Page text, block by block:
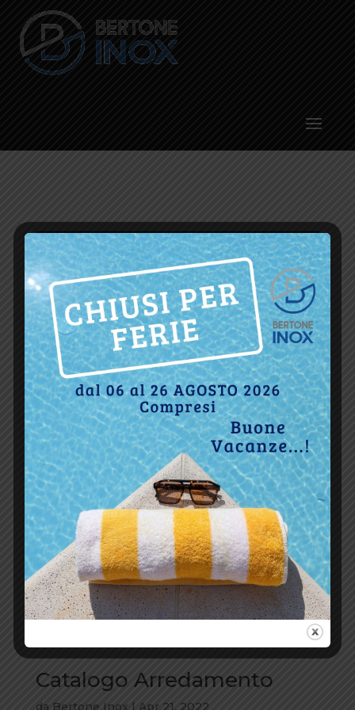
Catalogo Arredamento
da Bertone Inox | Apr 21, 2022